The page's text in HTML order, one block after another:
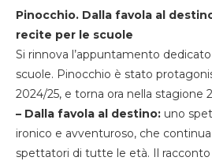
Pinocchio. Dalla favola al
recite per le scuole
Si rinnova l’appuntamento
scuole. Pinocchio è stato
2024/25, e torna ora nella stagione
– Dalla favola al destino: uno
ironico e avventuroso, che
spettatori di tutte le età. Il racconto